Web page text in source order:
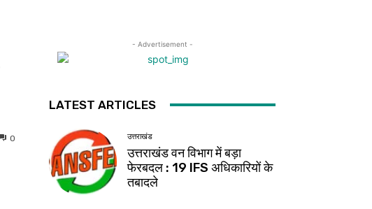
0
- Advertisement -
LATEST ARTICLES
उत्तराखंड
उत्तराखंड वन विभाग में बड़ा
फेरबदल : 19 IFS अधिकारियों के
तबादले